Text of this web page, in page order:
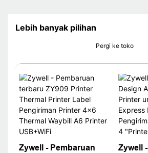
Lebih banyak pilihan
Pergi ke toko
Zywell - Pembaruan
Zywell